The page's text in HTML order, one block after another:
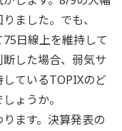
ました。でも、
日線上を維持して
した場合、弱気サ
ているTOPIXのど
ょうか。
ます。決算発表の